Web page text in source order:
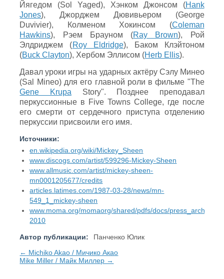
Йягедом (Sol Yaged), Хэнком Джонсом (Hank
Jones), Джорджем Дювивьером (George
Duvivier), Колменом Хокинсом (Coleman
Hawkins), Рэем Брауном (Ray Brown), Рой
Элдриджем (Roy Eldridge), Баком Клэйтоном
(Buck Clayton), Хербом Эллисом (Herb Ellis).
Давал уроки игры на ударных актёру Сэлу Минео
(Sal Mineo) для его главной роли в фильме "The
Gene Krupa Story". Позднее преподавал
перкуссионные в Five Towns College, где после
его смерти от сердечного приступа отделению
перкуссии присвоили его имя.
Источники:
en.wikipedia.org/wiki/Mickey_Sheen
www.discogs.com/artist/599296-Mickey-Sheen
www.allmusic.com/artist/mickey-sheen-
mn0001205677/credits
articles.latimes.com/1987-03-28/news/mn-
549_1_mickey-sheen
www.moma.org/momaorg/shared/pdfs/docs/
2010
Автор публикации:
Панченко Юлик
← Michiko Akao / Мичико Акао
Mike Miller / Майк Миллер →